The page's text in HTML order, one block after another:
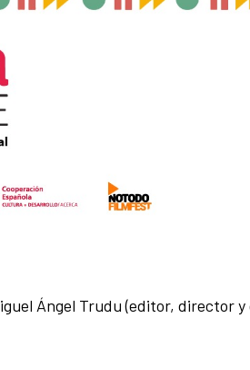
Ángel Trudu (editor, director